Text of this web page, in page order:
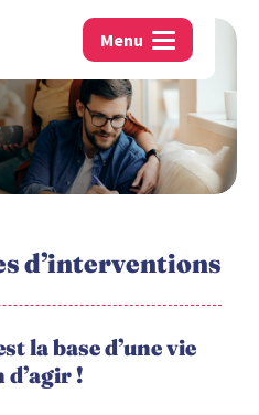
Menu
d’interventions
la base d’une vie
!